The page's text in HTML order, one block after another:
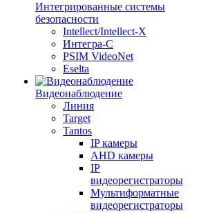
Интегрированные системы
безопасности
Intellect/Intellect-X
Интегра-С
PSIM VideoNet
Eselta
Видеонаблюдение
Линия
Target
Tantos
IP камеры
AHD камеры
IP
видеорегистраторы
Мультиформатные
видеорегистраторы